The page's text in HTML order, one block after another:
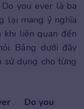
you ever là ba
lại mang ý nghĩa
khi liên quan đến
Bảng dưới đây
dụng cho từng
Do you